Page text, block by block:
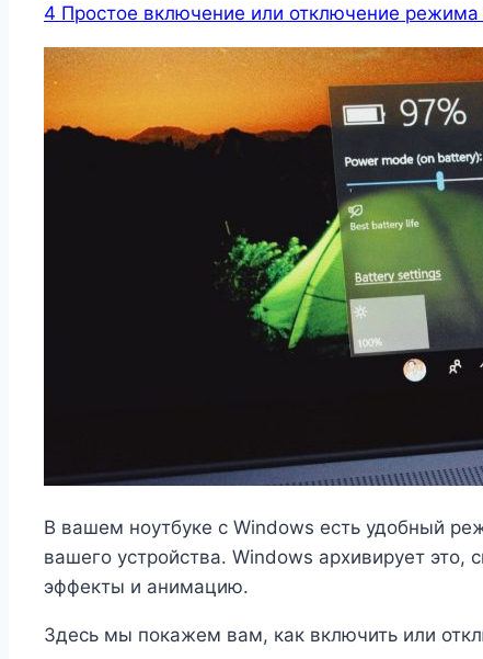
4 Простое включение или отключение
В вашем ноутбуке с Windows есть удобный
вашего устройства. Windows архивирует
эффекты и анимацию.
Здесь мы покажем вам, как включить или